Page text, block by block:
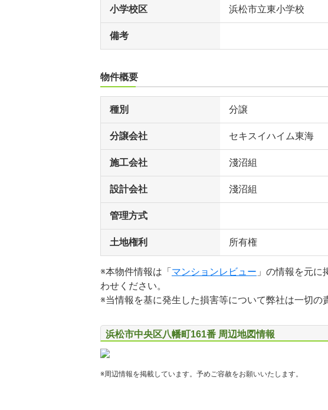
小学校区 浜松市立東小学校
備考
物件概要
種別 分譲
分譲会社 セキスイハイム東海
施工会社 淺沼組
設計会社 淺沼組
管理方式
土地権利 所有権
※本物件情報は「 マンションレビュー 」の情報を元
わせください。
※当情報を基に発生した損害等について弊社は一切の
浜松市中央区八幡町161番 周辺地図情報
※周辺情報を掲載しています。予めご容赦をお願いいたします。